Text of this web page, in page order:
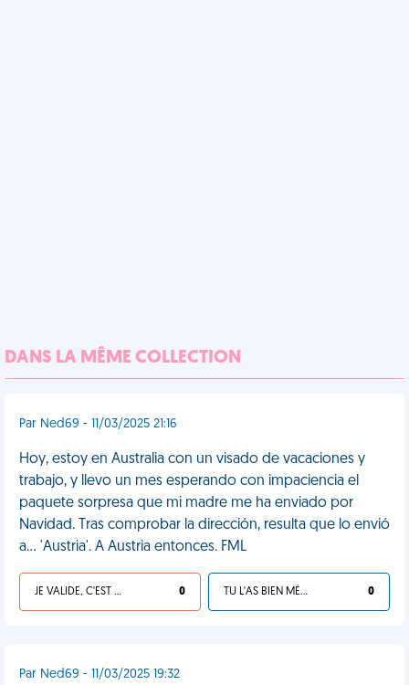
DANS LA MÊME COLLECTION
Par Ned69 - 11/03/2025 21:16
Hoy, estoy en Australia con un visado de vacaciones y
trabajo, y llevo un mes esperando con impaciencia el
paquete sorpresa que mi madre me ha enviado por
Navidad. Tras comprobar la dirección, resulta que lo envió
a... 'Austria'. A Austria entonces. FML
JE VALIDE, C'EST UNE VDM 0 TU L'AS BIEN MÉRITÉ 0
Par Ned69 - 11/03/2025 19:32